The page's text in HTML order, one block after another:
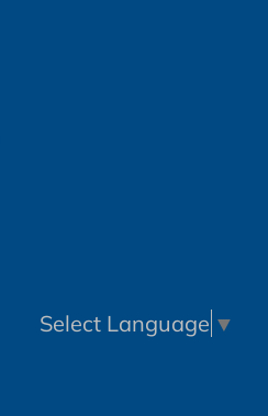
Select Language ▼